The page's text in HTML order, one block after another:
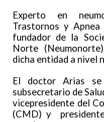
Experto en
Trastornos y Apnea
fundador de la
Norte
dicha entidad a nivel
El doctor Arias se
subsecretario de
vicepresidente del
(CMD) y